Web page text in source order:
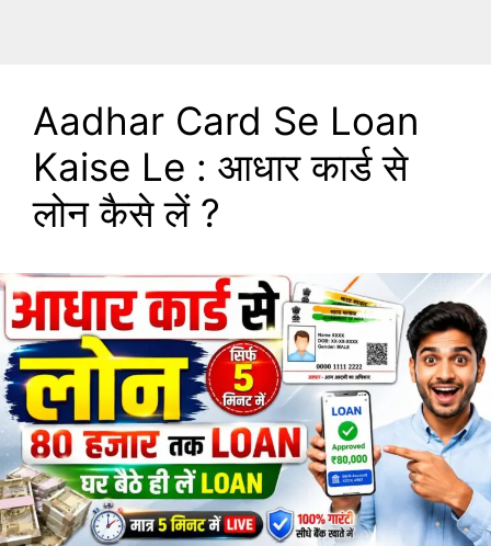
Aadhar Card Se Loan
Kaise Le : आधार कार्ड से
लोन कैसे लें ?